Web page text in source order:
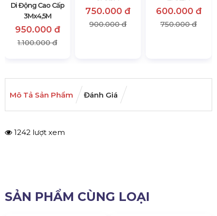
Di Động Cao Cấp
3Mx4,5M
950.000 đ
1.100.000 đ
Di Động Cao Cấp
3Mx3M
750.000 đ
Di Động Cao Cấp
2Mx2M
600.000 đ
Mô Tả Sản Phẩm Đánh Giá
1242 lượt xem
SẢN PHẨM CÙNG LOẠI